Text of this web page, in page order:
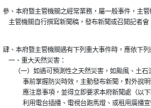
參、本府暨主管機關之經常業務，屬一般事件，主
主管機關自行撰寫新聞稿，發布新聞或召開記者會
肆、本府暨主管機關遇有下列重大事件時，應依下
    一、重大天然災害：
（一）如遇可預測性之天然災害，如颱風、土
事前掌握防災時效，主動發布新聞，對外
應注意事項，並得立即要求本府新聞處（
利用電台插播、電視台跑馬燈、或租用廣